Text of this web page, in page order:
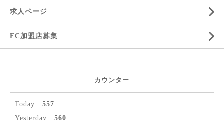
求人ページ
FC加盟店募集
カウンター
Today : 557
Yesterday : 560